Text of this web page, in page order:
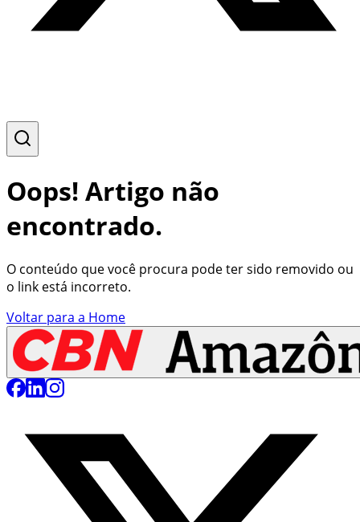
Oops! Artigo não
encontrado.
O conteúdo que você procura pode ter sido removido ou
o link está incorreto.
Voltar para a Home